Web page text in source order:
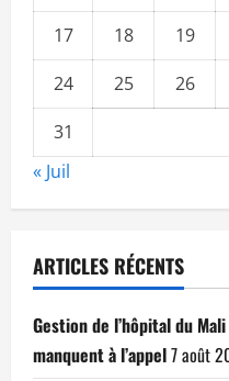
17
18 19
24
25 26
31
« Juil
ARTICLES RÉCENTS
Gestion de l’hôpital du
manquent à l’appel7 août